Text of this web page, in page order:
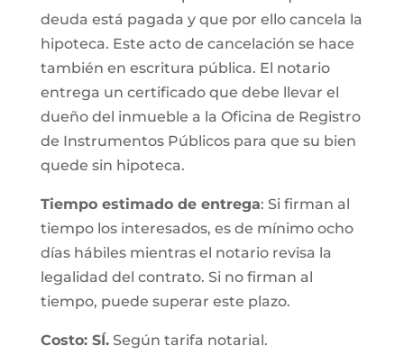
deuda está pagada y que por ello cancela la
hipoteca. Este acto de cancelación se hace
también en escritura pública. El notario
entrega un certificado que debe llevar el
dueño del inmueble a la Oficina de Registro
de Instrumentos Públicos para que su bien
quede sin hipoteca.
Tiempo estimado de entrega: Si firman al
tiempo los interesados, es de mínimo ocho
días hábiles mientras el notario revisa la
legalidad del contrato. Si no firman al
tiempo, puede superar este plazo.
Costo: SÍ.Según tarifa notarial.